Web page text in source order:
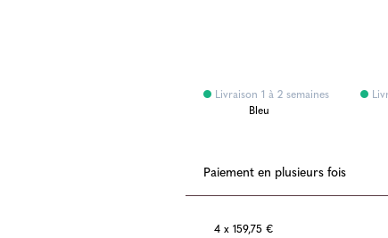
Livraison 1 à 2 semaines
Bleu
Paiement en plusieurs fois
4 x 159,75 €